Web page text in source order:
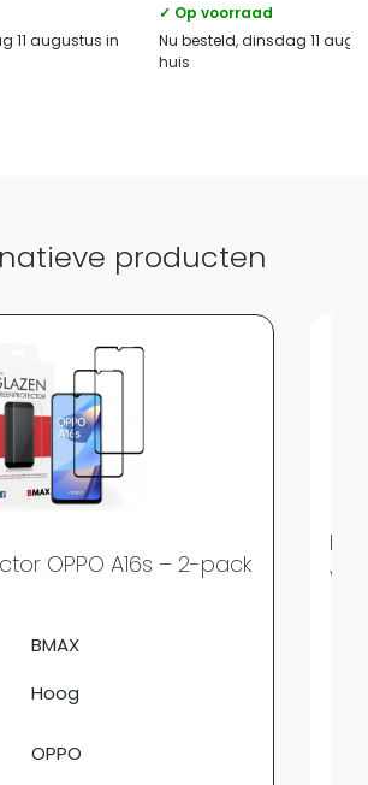
8719688048588
11 augustus in
✓ Op voorraad
Nu besteld, dinsdag 11
huis
producten
OPPO A16s – 2-pack
BMAX
Hoog
OPPO